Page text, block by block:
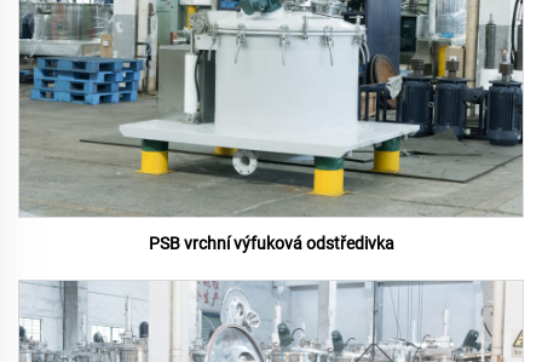
PSB vrchní výfuková odstředivka